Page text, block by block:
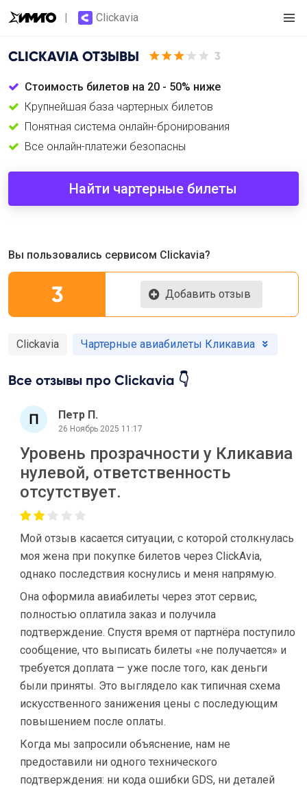
Clickavia
CLICKAVIA ОТЗЫВЫ 3
Стоимость билетов на 20 - 50% ниже
Крупнейшая база чартерных билетов
Понятная система онлайн-бронирования
Все онлайн-платежи безопасны
Найти чартерные билеты
Вы пользовались сервисом Clickavia?
3 Добавить отзыв
Clickavia Чартерные авиабилеты Кликавиа
Все отзывы про Clickavia 👇
Петр П.
26 Ноябрь 2025 11:17
Уровень прозрачности у Кликавиа
нулевой, ответственность
отсутствует.
Мой отзыв касается ситуации, с которой столкнулась
моя жена при покупке билетов через ClickAvia,
однако последствия коснулись и меня напрямую.
Она оформила авиабилеты через этот сервис,
полностью оплатила заказ и получила
подтверждение. Спустя время от партнёра поступило
сообщение, что выписать билеты «не получается» и
требуется доплата — уже после того, как деньги
были приняты. Это выглядело как типичная схема
искусственного занижения цены с последующим
повышением после оплаты.
Когда мы запросили объяснение, нам не
предоставили ни одного технического
подтверждения: ни кода ошибки GDS, ни деталей